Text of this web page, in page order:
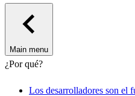
Main menu
¿Por qué?
Los desarrolladores son el